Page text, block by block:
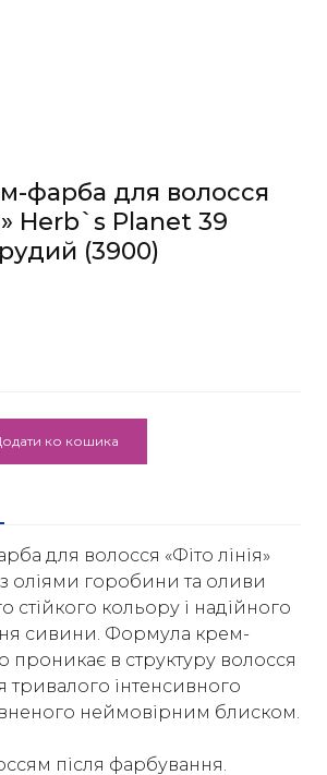
фарба для волосся
Herb`s Planet 39
(3900)
ко кошика
для волосся «Фіто лінія»
оліями горобини та оливи
стійкого кольору і надійного
сивини. Формула крем-
проникає в структуру волосся
тривалого інтенсивного
неймовірним блиском.
після фарбування.